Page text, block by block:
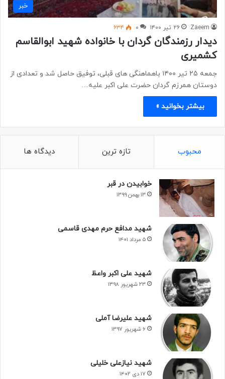
خبر
Zaeem ۲۶ تیر ۱۴۰۰ ۰ ۶۳۴
دیدار رزمندگان گردان با خانواده شهید ابوالقاسم
کشمیری
جمعه ۲۵ تیر ۱۴۰۰ باهماهنگی های قبلی، توفیق حاصل شد و تعدادی از
دوستان همرزم گردان حضرت علی اکبر علیه…
بیشتر بخوانید »
محبوب تازه ترین دیدگاه ها
خوابیدن در قبر
۱۳ بهمن ۱۳۹۹
شهید مدافع حرم مهدی قاسمی
۵ مرداد ۱۴۰۱
شهید علی اکبر واعظ
۲۳ شهریور ۱۳۹۸
شهید علیرضا آملی
۶ شهریور ۱۳۹۷
شهید نیازعلی خلیلی
۱۷ دی ۱۴۰۲